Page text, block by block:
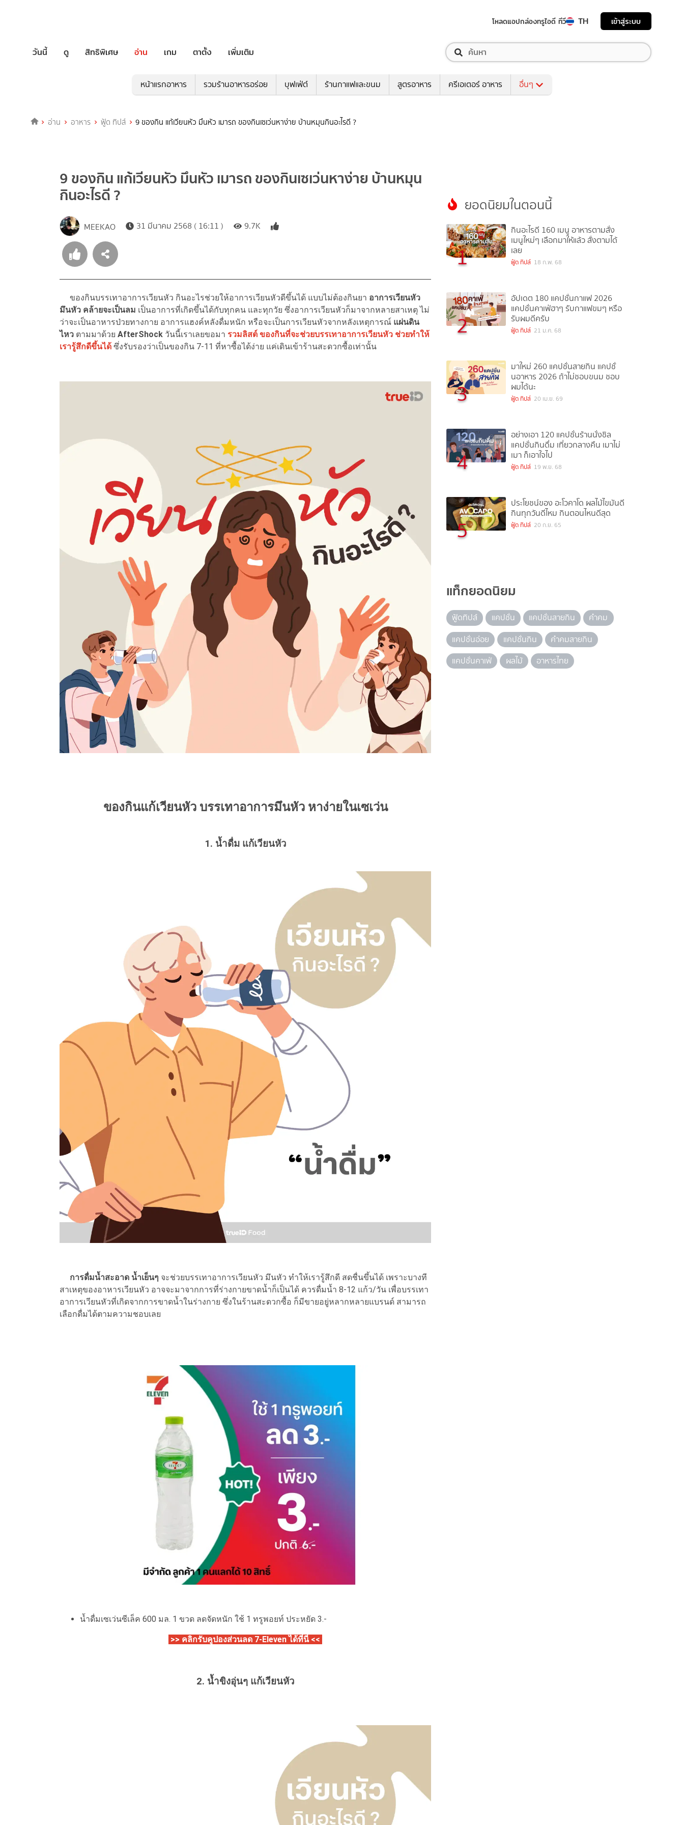
โหลดแอปกล่องทรูไอดี ทีวี TH เข้าสู่ระบบ
วันนี้ ดู สิทธิพิเศษ อ่าน เกม ตาตั้ง เพิ่มเติม
หน้าแรกอาหาร รวมร้านอาหารอร่อย บุฟเฟ่ต์ ร้านกาแฟและขนม สูตรอาหาร ครีเอเตอร์ อาหาร อื่นๆ
อ่าน อาหาร ฟู้ด ทิปส์ 9 ของกิน แก้เวียนหัว มึนหัว เมารถ ของกินเซเว่นหาง่าย บ้านหมุนกินอะไรดี ?
9 ของกิน แก้เวียนหัว มึนหัว เมารถ ของกินเซเว่นหาง่าย บ้านหมุน
กินอะไรดี ?
MEEKAO 31 มีนาคม 2568 ( 16:11 ) 9.7K
ของกินบรรเทาอาการเวียนหัว กินอะไรช่วยให้อาการเวียนหัวดีขึ้นได้ แบบไม่ต้องกินยา อาการเวียนหัว
มึนหัว คล้ายจะเป็นลม เป็นอาการที่เกิดขึ้นได้กับทุกคน และทุกวัย ซึ่งอาการเวียนหัวก็มาจากหลายสาเหตุ ไม่
ว่าจะเป็นอาหารป่วยทางกาย อาการแฮงค์หลังดื่มหนัก หรือจะเป็นการเวียนหัวจากหลังเหตุการณ์ แผ่นดิน
ไหว ตามมาด้วย AfterShock วันนี้เราเลยขอมา รวมลิสต์ ของกินที่จะช่วยบรรเทาอาการเวียนหัว ช่วยทำให้
เรารู้สึกดีขึ้นได้ ซึ่งรับรองว่าเป็นของกิน 7-11 ที่หาซื้อได้ง่าย แค่เดินเข้าร้านสะดวกซื้อเท่านั้น
ของกินแก้เวียนหัว บรรเทาอาการมึนหัว หาง่ายในเซเว่น
1. น้ำดื่ม แก้เวียนหัว
การดื่มน้ำสะอาด น้ำเย็นๆ จะช่วยบรรเทาอาการเวียนหัว มึนหัว ทำให้เรารู้สึกดี สดชื่นขึ้นได้ เพราะบางที
สาเหตุของอาหารเวียนหัว อาจจะมาจากการที่ร่างกายขาดน้ำก็เป็นได้ ควรดื่มน้ำ 8-12 แก้ว/วัน เพื่อบรรเทา
อาการเวียนหัวที่เกิดจากการขาดน้ำในร่างกาย ซึ่งในร้านสะดวกซื้อ ก็มีขายอยู่หลากหลายแบรนด์ สามารถ
เลือกดื่มได้ตามความชอบเลย
น้ำดื่มเซเว่นซีเล็ค 600 มล. 1 ขวด ลดจัดหนัก ใช้ 1 ทรูพอยท์ ประหยัด 3.-
>> คลิกรับคูปองส่วนลด 7-Eleven ได้ที่นี่ <<
2. น้ำขิงอุ่นๆ แก้เวียนหัว
ยอดนิยมในตอนนี้
1
กินอะไรดี 160 เมนู อาหารตามสั่ง
เมนูใหม่ๆ เลือกมาให้แล้ว สั่งตามได้
เลย
ฟู้ด ทิปส์ 18 ก.พ. 68
2
อัปเดต 180 แคปชั่นกาแฟ 2026
แคปชั่นคาเฟ่ฮาๆ รับกาแฟขมๆ หรือ
รับผมดีครับ
ฟู้ด ทิปส์ 21 ม.ค. 68
3
มาใหม่ 260 แคปชั่นสายกิน แคปชั่
นอาหาร 2026 ถ้าไม่ชอบขนม ชอบ
ผมได้นะ
ฟู้ด ทิปส์ 20 เม.ย. 69
4
อย่างเอา 120 แคปชั่นร้านนั่งชิล
แคปชั่นกินดื่ม เที่ยวกลางคืน เมาไม่
เมา ก็เอาใจไป
ฟู้ด ทิปส์ 19 พ.ย. 68
5
ประโยชน์ของ อะโวคาโด ผลไม้ไขมันดี
กินทุกวันดีไหม กินตอนไหนดีสุด
ฟู้ด ทิปส์ 20 ก.ย. 65
แท็กยอดนิยม
ฟู้ดทิปส์ แคปชั่น แคปชั่นสายกิน
คำคม
แคปชั่นอ่อย
แคปชั่นกิน
คำคมสายกิน
แคปชั่นคาเฟ่
ผลไม้ อาหารไทย